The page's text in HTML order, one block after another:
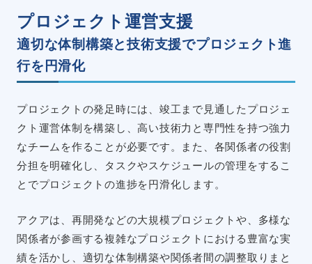
プロジェクト運営支援
適切な体制構築と技術支援でプロジェクト進
行を円滑化
プロジェクトの発足時には、竣工まで見通したプロジェ
クト運営体制を構築し、高い技術力と専門性を持つ強力
なチームを作ることが必要です。また、各関係者の役割
分担を明確化し、タスクやスケジュールの管理をするこ
とでプロジェクトの進捗を円滑化します。
アクアは、再開発などの大規模プロジェクトや、多様な
関係者が参画する複雑なプロジェクトにおける豊富な実
績を活かし、適切な体制構築や関係者間の調整取りまと